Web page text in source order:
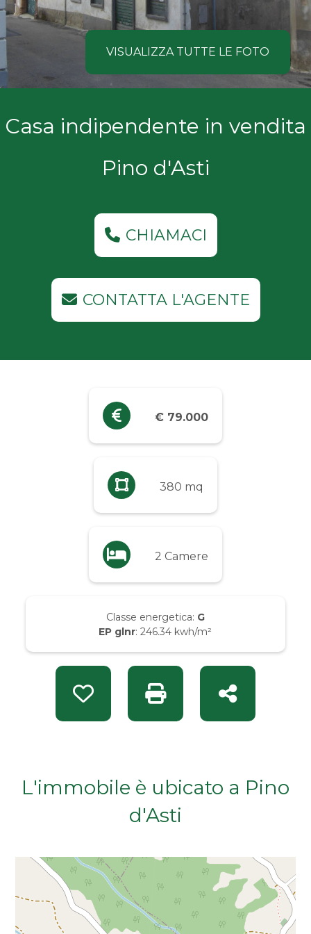
VISUALIZZA TUTTE LE FOTO
Casa indipendente in vendita
Pino d'Asti
CHIAMACI
CONTATTA L'AGENTE
€ 79.000
380 mq
2 Camere
Classe energetica: G
EP glnr: 246.34 kwh/m²
Preferiti: Rif. INT 14758Stampa: Rif. INT 14758
Condividi
L'immobile è ubicato a Pino
d'Asti
CERCANO
NOSTRI
Comune
Tipologia
-
Industriali
Da € 10.000 a € 20.000
Da € 100.000 a € 200.000
Da € 200.000 a € 400.000
Da € 600.000 a € 800.000
Da € 1.000.000 a € 2.000.000
Da € 2.000.000 a € 5.000.000